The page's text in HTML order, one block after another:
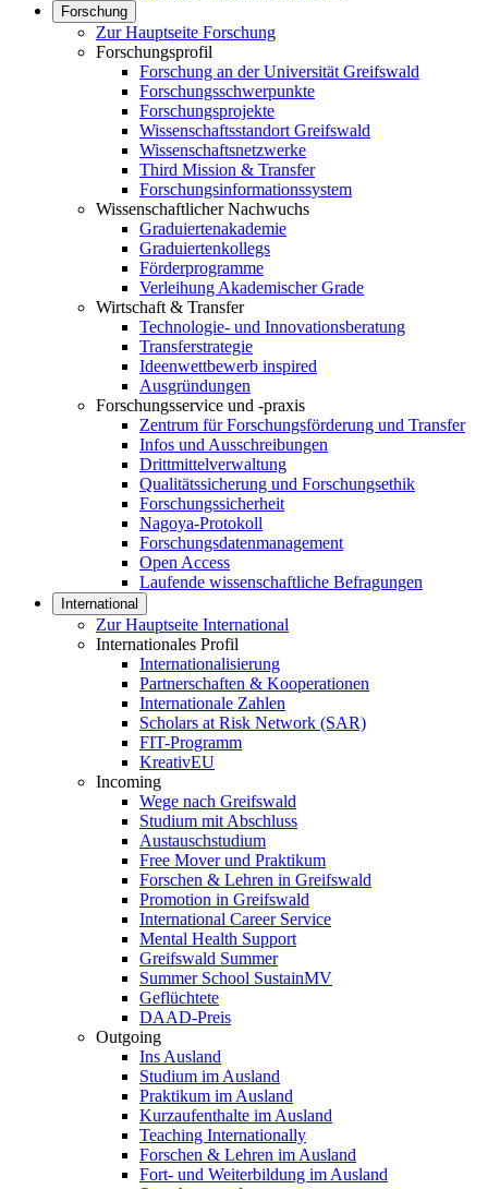
Forschung
Zur Hauptseite Forschung
Forschungsprofil
Forschung an der Universität Greifswald
Forschungsschwerpunkte
Forschungsprojekte
Wissenschaftsstandort Greifswald
Wissenschaftsnetzwerke
Third Mission & Transfer
Forschungsinformationssystem
Wissenschaftlicher Nachwuchs
Graduiertenakademie
Graduiertenkollegs
Förderprogramme
Verleihung Akademischer Grade
Wirtschaft & Transfer
Technologie- und Innovationsberatung
Transferstrategie
Ideenwettbewerb inspired
Ausgründungen
Forschungsservice und -praxis
Zentrum für Forschungsförderung und Transfer
Infos und Ausschreibungen
Drittmittelverwaltung
Qualitätssicherung und Forschungsethik
Forschungssicherheit
Nagoya-Protokoll
Forschungsdatenmanagement
Open Access
Laufende wissenschaftliche Befragungen
International
Zur Hauptseite International
Internationales Profil
Internationalisierung
Partnerschaften & Kooperationen
Internationale Zahlen
Scholars at Risk Network (SAR)
FIT-Programm
KreativEU
Incoming
Wege nach Greifswald
Studium mit Abschluss
Austauschstudium
Free Mover und Praktikum
Forschen & Lehren in Greifswald
Promotion in Greifswald
International Career Service
Mental Health Support
Greifswald Summer
Summer School SustainMV
Geflüchtete
DAAD-Preis
Outgoing
Ins Ausland
Studium im Ausland
Praktikum im Ausland
Kurzaufenthalte im Ausland
Teaching Internationally
Forschen & Lehren im Ausland
Fort- und Weiterbildung im Ausland